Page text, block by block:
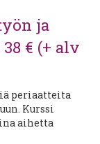
ja
€ (+ alv
periaatteita
Kurssi
aihetta